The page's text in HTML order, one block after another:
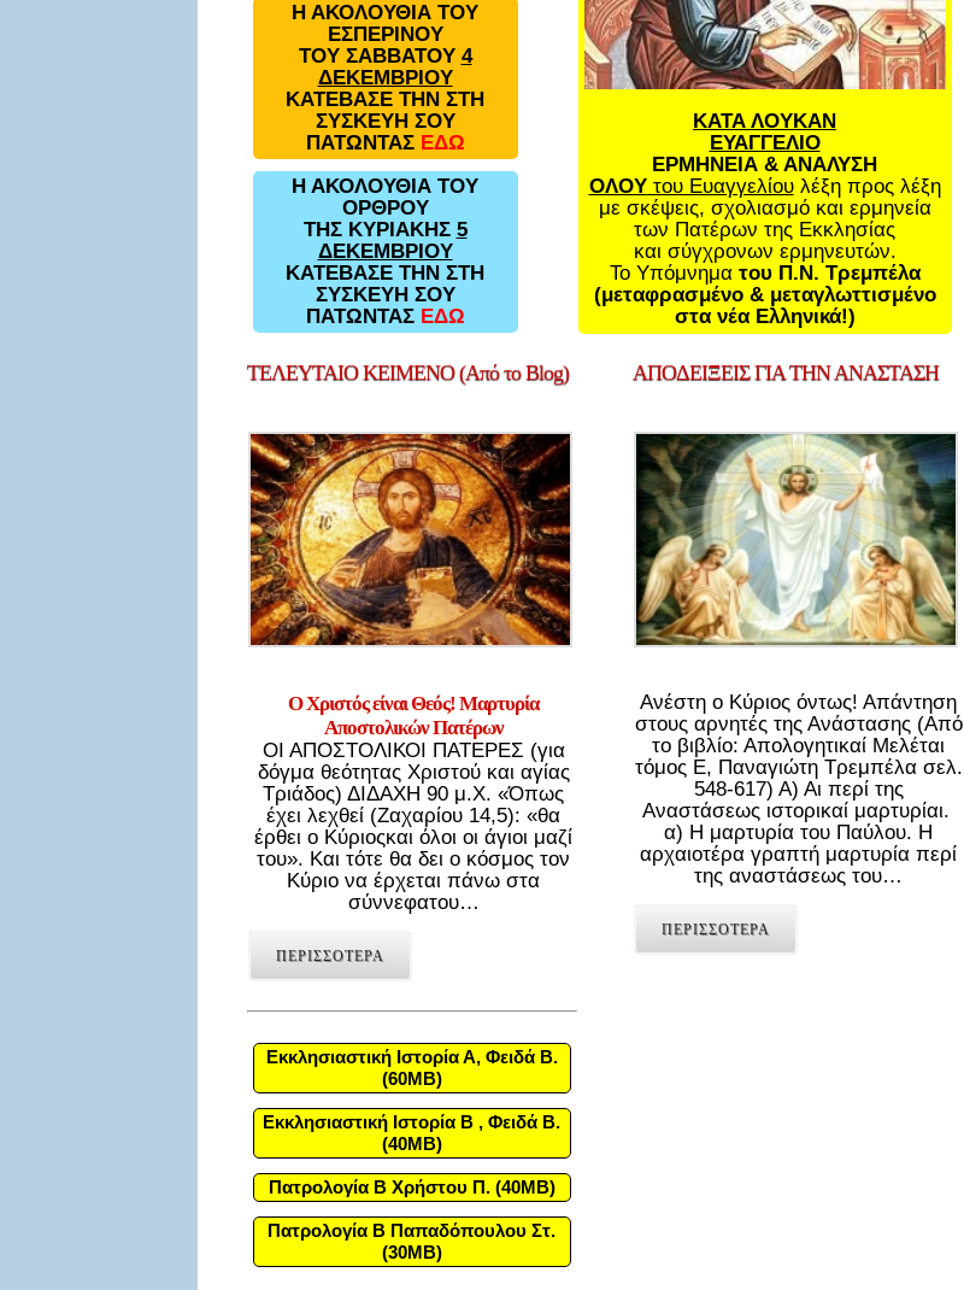
Η ΑΚΟΛΟΥΘΙΑ ΤΟΥ
ΕΣΠΕΡΙΝΟΥ
ΤΟΥ ΣΑΒΒΑΤΟΥ 4
ΔΕΚΕΜΒΡΙΟΥ
ΚΑΤΕΒΑΣΕ ΤΗΝ ΣΤΗ
ΣΥΣΚΕΥΗ ΣΟΥ
ΠΑΤΩΝΤΑΣ ΕΔΩ
Η ΑΚΟΛΟΥΘΙΑ ΤΟΥ
ΟΡΘΡΟΥ
ΤΗΣ ΚΥΡΙΑΚΗΣ 5
ΔΕΚΕΜΒΡΙΟΥ
ΚΑΤΕΒΑΣΕ ΤΗΝ ΣΤΗ
ΣΥΣΚΕΥΗ ΣΟΥ
ΠΑΤΩΝΤΑΣ ΕΔΩ
ΚΑΤΑ ΛΟΥΚΑΝ
ΕΥΑΓΓΕΛΙΟ
ΕΡΜΗΝΕΙΑ & ΑΝΑΛΥΣΗ
ΟΛΟΥτου Ευαγγελίουλέξη προς λέξη
με σκέψεις, σχολιασμό και ερμηνεία
των Πατέρων της Εκκλησίας
και σύγχρονων ερμηνευτών.
Το Υπόμνημα του Π.Ν. Τρεμπέλα
(μεταφρασμένο & μεταγλωττισμένο
στα νέα Ελληνικά!)
ΤΕΛΕΥΤΑΙΟΚΕΙΜΕΝΟ (Από το Blog)
Ο Χριστός είναι Θεός! Μαρτυρία
Αποστολικών Πατέρων
ΟΙ ΑΠΟΣΤΟΛΙΚΟΙ ΠΑΤΕΡΕΣ (για
δόγμα θεότητας Χριστού και αγίας
Τριάδος) ΔΙΔΑΧΗ 90 μ.Χ. «Όπως
έχει λεχθεί (Ζαχαρίου 14,5): «θα
έρθει ο Κύριοςκαι όλοι οι άγιοι μαζί
του». Και τότε θα δει ο κόσμος τον
Κύριο να έρχεται πάνω στα
σύννεφατου…
ΠΕΡΙΣΣΟΤΕΡΑ
Εκκλησιαστική Ιστορία Α, Φειδά Β.
(60MB)
Εκκλησιαστική Ιστορία Β , Φειδά Β.
(40MB)
Πατρολογία Β Χρήστου Π. (40MB)
Πατρολογία Β Παπαδόπουλου Στ.
(30MB)
ΑΠΟΔΕΙΞΕΙΣΓΙΑ ΤΗΝ ΑΝΑΣΤΑΣΗ
Ανέστη ο Κύριος όντως! Απάντηση
στους αρνητές της Ανάστασης (Από
το βιβλίο: Απολογητικαί Μελέται
τόμος Ε, Παναγιώτη Τρεμπέλα σελ.
548-617) Α) Αι περί της
Αναστάσεως ιστορικαί μαρτυρίαι.
α) Η μαρτυρία του Παύλου. Η
αρχαιοτέρα γραπτή μαρτυρία περί
της αναστάσεως του…
ΠΕΡΙΣΣΟΤΕΡΑ